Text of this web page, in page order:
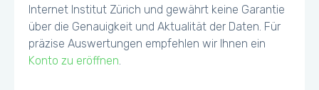
Internet Institut Zürich und gewährt keine Garantie
über die Genauigkeit und Aktualität der Daten. Für
präzise Auswertungen empfehlen wir Ihnen ein
Konto zu eröffnen.